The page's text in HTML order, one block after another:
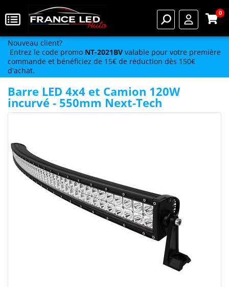
0
Nouveau client?
Entrez le code promo NT-2021BV valable pour votre première
commande et bénéficiez de 15€ de réduction dès 150€
d'achat.
Barre LED 4x4 et Camion 120W
incurvé - 550mm Next-Tech